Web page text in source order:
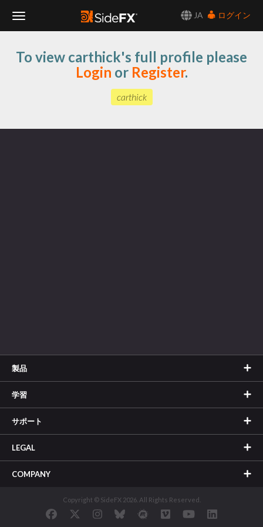
JA
ログイン
Navigation
To view carthick's full profile please
Login or Register.
carthick
製品
学習
サポート
LEGAL
COMPANY
Copyright © SideFX 2026. All Rights Reserved.